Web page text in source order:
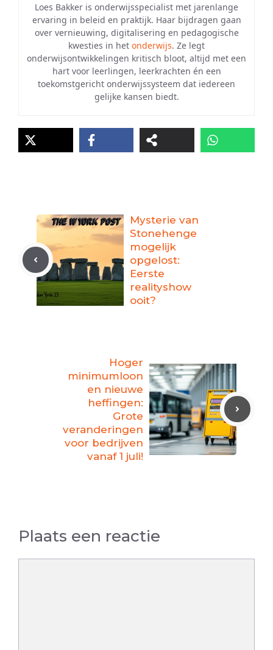
Loes Bakker is onderwijsspecialist met jarenlange
ervaring in beleid en praktijk. Haar bijdragen gaan
over vernieuwing, digitalisering en pedagogische
kwesties in het onderwijs. Ze legt
onderwijsontwikkelingen kritisch bloot, altijd met een
hart voor leerlingen, leerkrachten én een
toekomstgericht onderwijssysteem dat iedereen
gelijke kansen biedt.
Mysterie van
Stonehenge
mogelijk
opgelost:
Eerste
realityshow
ooit?
Hoger
minimumloon
en nieuwe
heffingen:
Grote
veranderingen
voor bedrijven
vanaf 1 juli!
Plaats een reactie